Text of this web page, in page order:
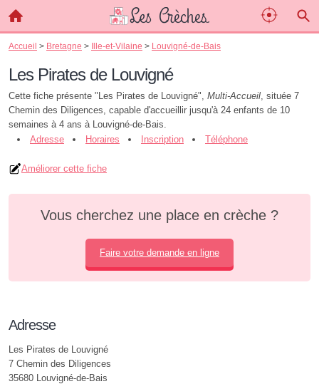
Accueil > Bretagne > Ille-et-Vilaine > Louvigné-de-Bais
Les Pirates de Louvigné
Cette fiche présente "Les Pirates de Louvigné", Multi-Accueil, située 7
Chemin des Diligences, capable d'accueillir jusqu'à 24 enfants de 10
semaines à 4 ans à Louvigné-de-Bais.
Adresse
Horaires Inscription Téléphone
Améliorer cette fiche
Vous cherchez une place en crèche ?
Faire votre demande en ligne
Adresse
Les Pirates de Louvigné
7 Chemin des Diligences
35680 Louvigné-de-Bais